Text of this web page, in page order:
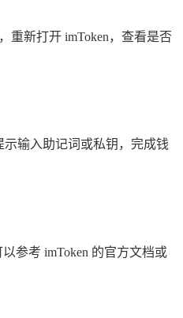
重新打开 imToken，查看是否
示输入助记词或私钥，完成钱
参考 imToken 的官方文档或